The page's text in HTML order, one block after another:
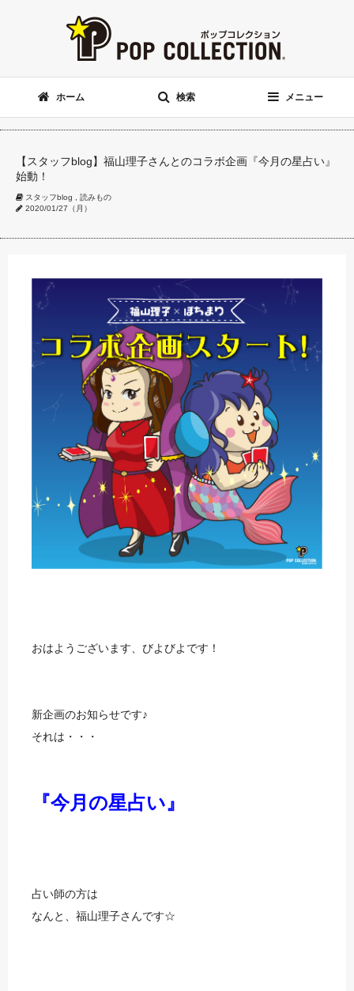
ホーム 検索 メニュー
【スタッフblog】福山理子さんとのコラボ企画『今月の星占い』
始動！
スタッフblog
読みもの
2020/01/27（月）
おはようございます、びよびよです！
新企画のお知らせです♪
それは・・・
『今月の星占い』
占い師の方は
なんと、福山理子さんです☆